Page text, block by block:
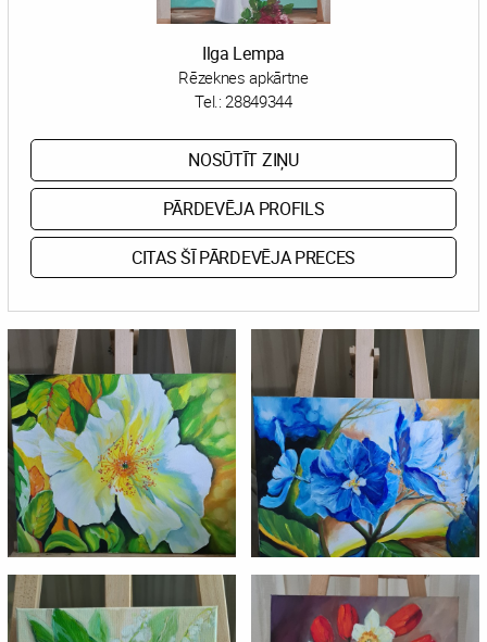
Ilga Lempa
Rēzeknes apkārtne
Tel.:28849344
NOSŪTĪT ZIŅU
PĀRDEVĒJA PROFILS
CITAS ŠĪ PĀRDEVĒJA PRECES